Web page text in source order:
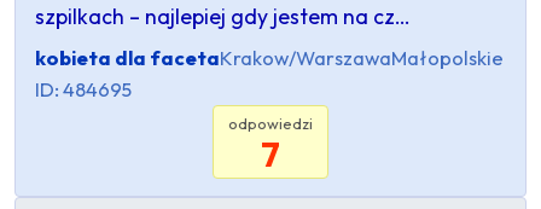
szpilkach – najlepiej gdy jestem na cz…
kobieta dla facetaKrakow/WarszawaMałopolskie
ID: 484695
odpowiedzi
7